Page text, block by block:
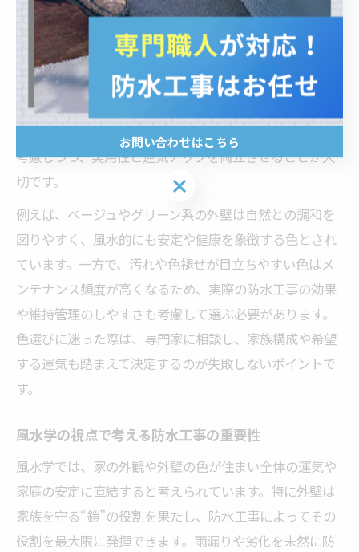
防水工事は住まいの劣化を防ぐだけでなく、外壁カラー
の選び方によって家族の運気や生活の質にも大きく関わ
ります。特に外壁塗装の色は、風水学の観点からも重要
視されており、適切な色選びが家庭運や金運の向上につ
ながるとされています。外壁の色が与える印象や調和も
考慮しつつ、実用性と運気アップを両立させることが大
切です。
例えば、ベージュやグリーン系の外壁は自然との調和を
図りやすく、風水的にも安定や健康を象徴する色とされ
ています。一方で、汚れや色褪せが目立ちやすい色はメ
ンテナンス頻度が高くなるため、実際の防水工事の効果
や維持管理のしやすさも考慮して選ぶ必要があります。
色選びに迷った際は、専門家に相談し、家族構成や希望
する運気も踏まえて決定するのが失敗しないポイントで
す。
風水学の視点で考える防水工事の重要性
風水学では、家の外観や外壁の色が住まい全体の運気や
家庭の安定に直結すると考えられています。特に外壁は
家族を守る“鎧”の役割を果たし、防水工事によってその
役割を最大限に発揮できます。雨漏りや劣化を未然に防
お問い合わせはこちら
お問い合わせはこちら